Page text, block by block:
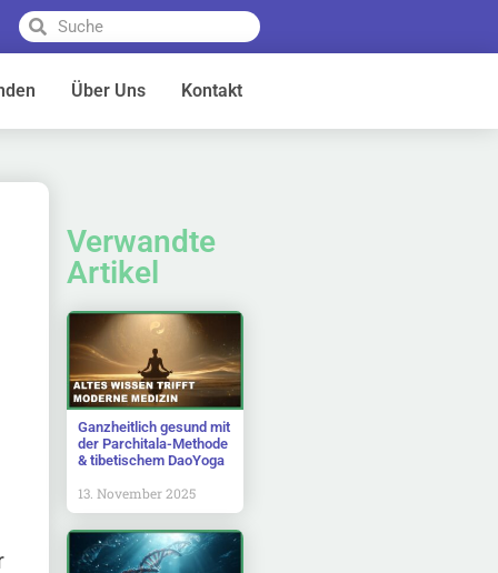
Über Uns Kontakt
Verwandte
Artikel
Ganzheitlich gesund mit
der Parchitala-Methode
& tibetischem DaoYoga
13. November 2025